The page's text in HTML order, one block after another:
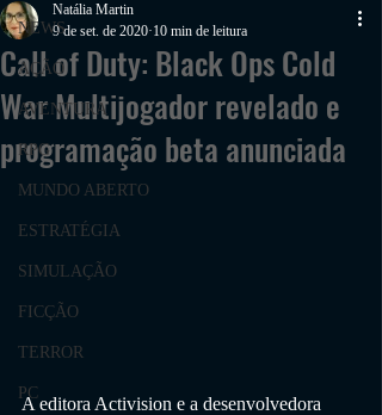
NEWS
AÇÃO
AVENTURA
RPG
MUNDO ABERTO
ESTRATÉGIA
SIMULAÇÃO
FICÇÃO
TERROR
PC
Call of Duty: Black Ops Cold
War Multijogador revelado e
programação beta anunciada
Natália Martin
9 de set. de 2020 10 min de leitura
A editora Activision e a desenvolvedora